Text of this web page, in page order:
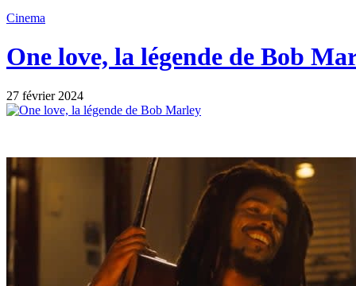
Cinema
One love, la légende de Bob
27 février 2024